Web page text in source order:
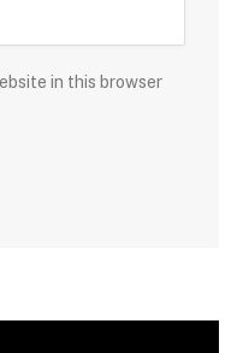
in this browser